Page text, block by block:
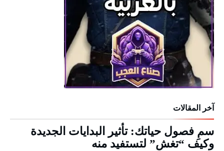
آخر المقالات
سمِ فصول حياتك: تأثير البدايات الجديدة
وكيف “تغش” لتستفيد منه